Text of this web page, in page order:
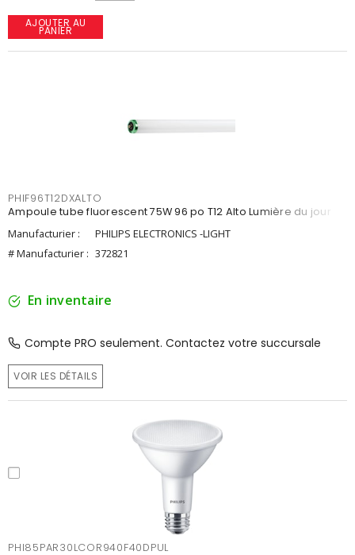
AJOUTER AU
PANIER
PHIF96T12DXALTO
Ampoule tube fluorescent 75W 96 po T12 Alto Lumière du jour
Manufacturier :
PHILIPS ELECTRONICS -LIGHT
# Manufacturier : 372821
En inventaire
Compte PRO seulement. Contactez votre succursale
VOIR LES DÉTAILS
PHI85PAR30LCOR940F40DPUL